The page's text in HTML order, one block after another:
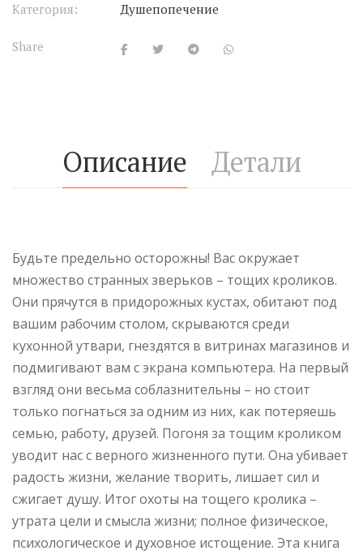
Категория: Душепопечение
Share
Описание Детали
Будьте предельно осторожны! Вас окружает
множество странных зверьков – тощих кроликов.
Они прячутся в придорожных кустах, обитают под
вашим рабочим столом, скрываются среди
кухонной утвари, гнездятся в витринах магазинов и
подмигивают вам с экрана компьютера. На первый
взгляд они весьма соблазнительны – но стоит
только погнаться за одним из них, как потеряешь
семью, работу, друзей. Погоня за тощим кроликом
уводит нас с верного жизненного пути. Она убивает
радость жизни, желание творить, лишает сил и
сжигает душу. Итог охоты на тощего кролика –
утрата цели и смысла жизни; полное физическое,
психологическое и духовное истощение. Эта книга